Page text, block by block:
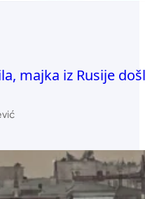
majka iz Rusije